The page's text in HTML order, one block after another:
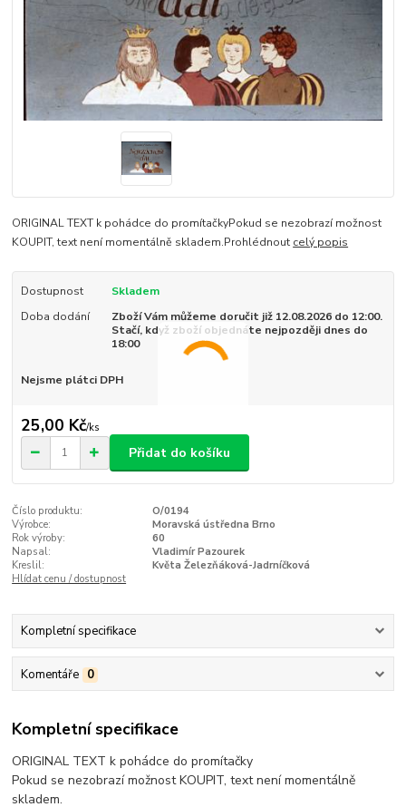
ORIGINAL TEXT k pohádce do promítačkyPokud se nezobrazí možnost
KOUPIT, text není momentálně skladem.Prohlédnout celý popis
Dostupnost
Skladem
Doba dodání
Zboží Vám můžeme doručit již 12.08.2026 do 12:00.
Stačí, když zboží objednáte nejpozději dnes do
18:00
Nejsme plátci DPH
25,00 Kč/ks
Přidat do košíku
Číslo produktu:
O/0194
Výrobce:
Moravská ústředna Brno
Rok výroby:
60
Napsal:
Vladimír Pazourek
Kreslil:
Květa Železňáková-Jadrníčková
Hlídat cenu / dostupnost
Kompletní specifikace
Komentáře 0
Kompletní specifikace
ORIGINAL TEXT k pohádce do promítačky
Pokud se nezobrazí možnost KOUPIT, text není momentálně
skladem.